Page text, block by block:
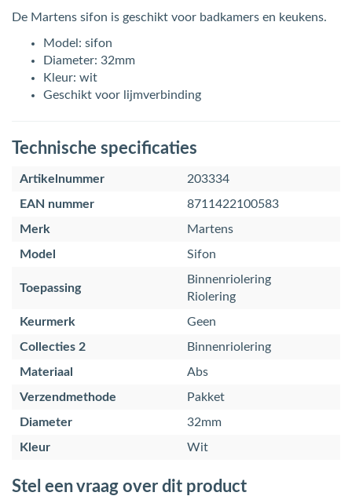
De Martens sifon is geschikt voor badkamers en keukens.
Model: sifon
Diameter: 32mm
Kleur: wit
Geschikt voor lijmverbinding
Technische specificaties
Artikelnummer
203334
EAN nummer
8711422100583
Merk
Martens
Model
Sifon
Toepassing
Binnenriolering
Riolering
Keurmerk
Geen
Collecties 2
Binnenriolering
Materiaal
Abs
Verzendmethode
Pakket
Diameter
32mm
Kleur
Wit
Stel een vraag over dit product